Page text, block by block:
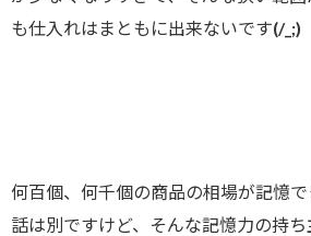
も仕入れはまともに出来ないです(/_;)
何百個、何千個の商品の相場が記憶
話は別ですけど、そんな記憶力の持